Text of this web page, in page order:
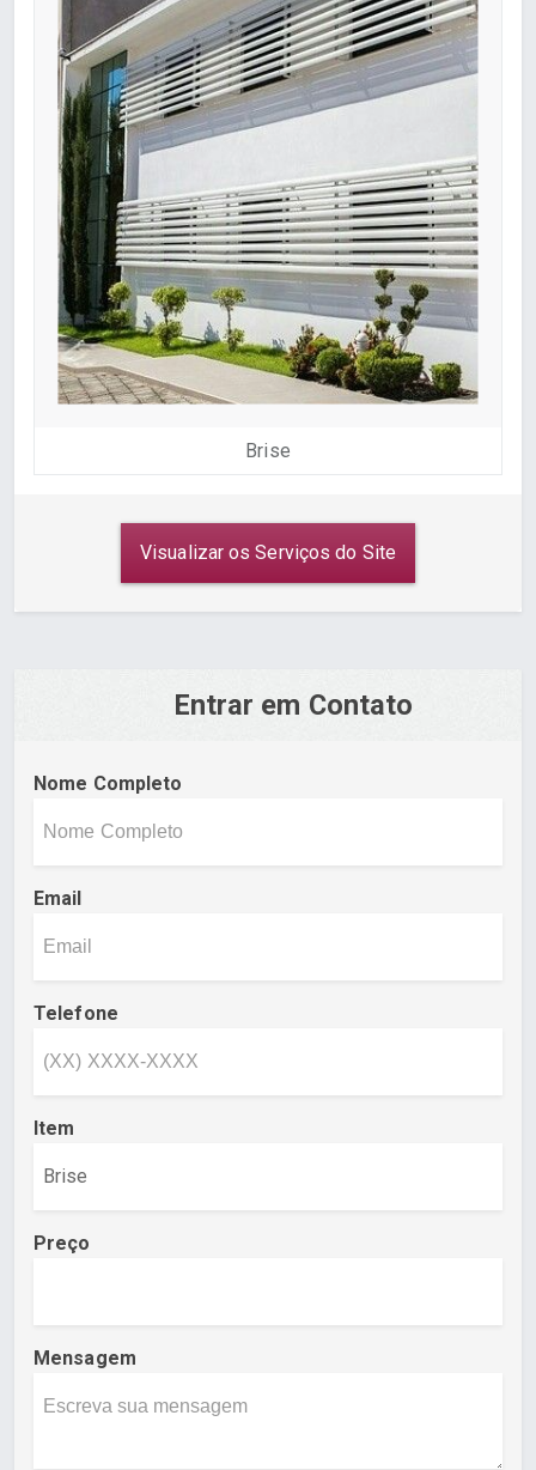
Brise
Visualizar os Serviços do Site
Entrar em Contato
Nome Completo
Email
Telefone
Item
Preço
Mensagem